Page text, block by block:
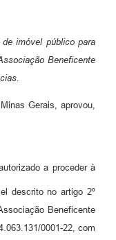
imóvel público para
Beneficente
Gerais, aprovou,
a proceder à
descrito no artigo 2º
Beneficente
0001-22, com